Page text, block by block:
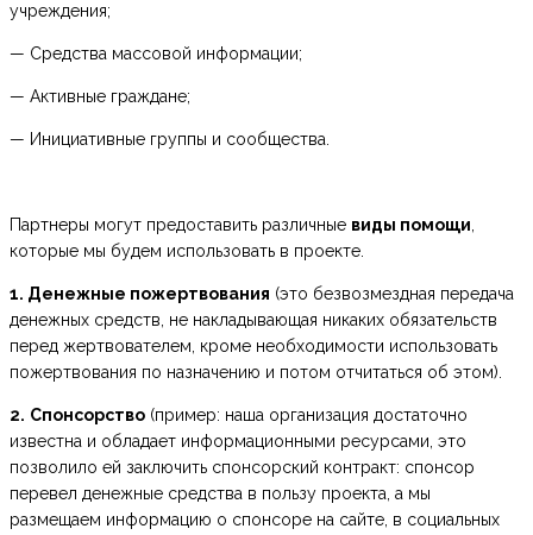
учреждения;
— Средства массовой информации;
— Активные граждане;
— Инициативные группы и сообщества.
Партнеры могут предоставить различные виды помощи,
которые мы будем использовать в проекте.
1. Денежные пожертвования (это безвозмездная передача
денежных средств, не накладывающая никаких обязательств
перед жертвователем, кроме необходимости использовать
пожертвования по назначению и потом отчитаться об этом).
2. Спонсорство (пример: наша организация достаточно
известна и обладает информационными ресурсами, это
позволило ей заключить спонсорский контракт: спонсор
перевел денежные средства в пользу проекта, а мы
размещаем информацию о спонсоре на сайте, в социальных